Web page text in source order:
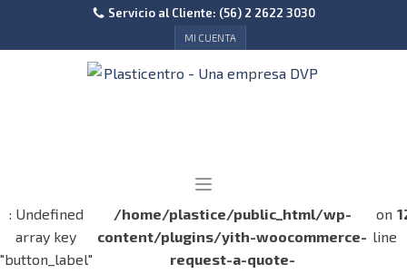
Servicio al Cliente: (56) 2 2622 3030
MI CUENTA
: Undefined
array key
"button_label"
/home/plastice/public_html/wp-
content/plugins/yith-woocommerce-
request-a-quote-
on
line